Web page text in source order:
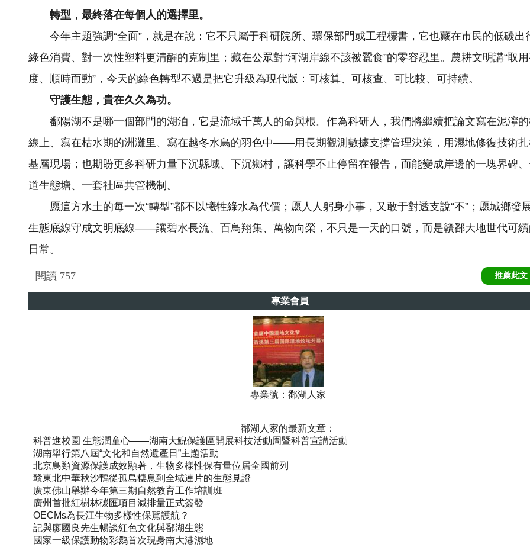
轉型，最終落在每個人的選擇里。
今年主題強調“全面”，就是在說：它不只屬于科研院所、環保部門或工程標書，它也藏在市民的低碳出
綠色消費、對一次性塑料更清醒的克制里；藏在公眾對“河湖岸線不該被蠶食”的零容忍里。農耕文明講“取
度、順時而動”，今天的綠色轉型不過是把它升級為現代版：可核算、可核查、可比較、可持續。
守護生態，貴在久久為功。
鄱陽湖不是哪一個部門的湖泊，它是流域千萬人的命與根。作為科研人，我們將繼續把論文寫在泥濘
線上、寫在枯水期的洲灘里、寫在越冬水鳥的羽色中——用長期觀測數據支撐管理決策，用濕地修復技術
基層現場；也期盼更多科研力量下沉縣域、下沉鄉村，讓科學不止停留在報告，而能變成岸邊的一塊界碑
道生態塘、一套社區共管機制。
愿這方水土的每一次“轉型”都不以犧牲綠水為代價；愿人人躬身小事，又敢于對透支說“不”；愿城鄉發
生態底線守成文明底線——讓碧水長流、百鳥翔集、萬物向榮，不只是一天的口號，而是贛鄱大地世代可
日常。
閱讀 757 推薦此文
專業會員
專業號： 鄱湖人家
鄱湖人家的最新文章：
科普進校園 生態潤童心——湖南大鯢保護區開展科技活動周暨科普宣講活動
湖南舉行第八屆“文化和自然遺產日”主題活動
北京鳥類資源保護成效顯著，生物多樣性保有量位居全國前列
贛東北中華秋沙鴨從孤島棲息到全域連片的生態見證
廣東佛山舉辦今年第三期自然教育工作培訓班
廣州首批紅樹林碳匯項目減排量正式簽發
OECMs為長江生物多樣性保駕護航？
記與廖國良先生暢談紅色文化與鄱湖生態
國家一級保護動物彩鹮首次現身南大港濕地